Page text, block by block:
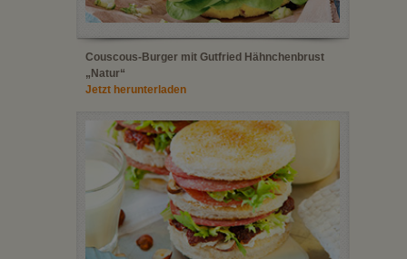
Couscous-Burger mit Gutfried Hähnchenbrust
„Natur“
Jetzt herunterladen